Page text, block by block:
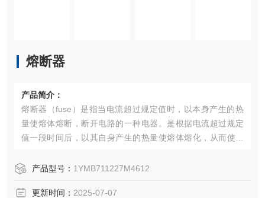
熔断器
产品简介：
熔断器（fuse）是指当电流超过规定值时，以本身产生的热
量使熔体熔断，断开电路的一种电器。是根据电流超过规定
值一段时间后，以其自身产生的热量使熔体熔化，从而使电
高低压配电系统和控制系统以及用电设备中，作为短路和过
产品型号： 1YMB711227M4612
更新时间： 2025-07-07